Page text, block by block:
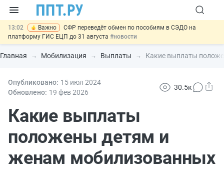
13:02 Важно
СФР переведёт обмен по пособиям в СЭДО на
платформу ГИС ЕЦП до 31 августа #новости
12:20 Введут обязательное страхование банковских гарантий по
крупным госконтрактам#новости
10:08 Договоры займа под залог жилья предложили заверять у
нотариуса#новости
2026 года
Главная Мобилизация Выплаты Какие выплаты
Опубликовано: 15 июл 2024
Обновлено: 19 фев2026
30.5к
Какие выплаты
положены детям и
женам мобилизованных